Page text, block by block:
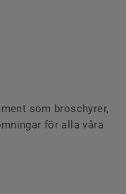
som broschyrer,
för alla våra